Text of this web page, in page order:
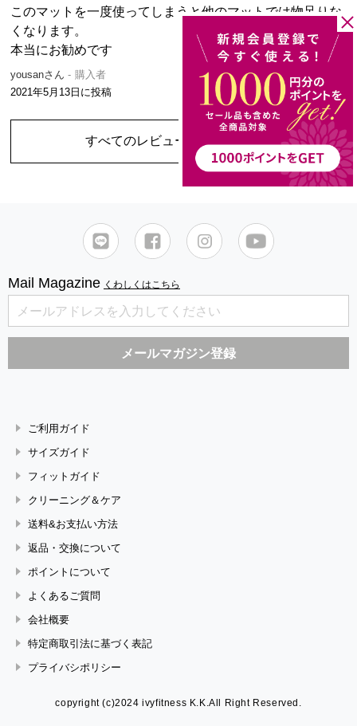
このマットを一度使ってしまうと他のマットでは物足りな
くなります。
本当にお勧めです
yousanさん
購入者
2021年5月13日 に投稿
すべてのレビューを見る
Mail Magazine くわしくはこちら
ご利用ガイド
サイズガイド
フィットガイド
クリーニング＆ケア
送料&お支払い方法
返品・交換について
ポイントについて
よくあるご質問
会社概要
特定商取引法に基づく表記
プライバシポリシー
copyright (c)2024 ivyfitness K.K.All Right Reserved.